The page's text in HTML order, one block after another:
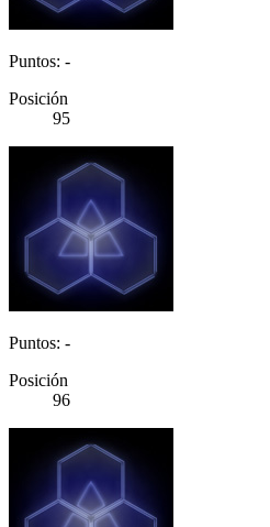
Puntos: -
Posición
95
Puntos: -
Posición
96